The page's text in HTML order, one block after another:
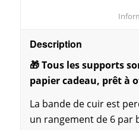
Description
🎁 Tous les supports
papier cadeau, prêt à
La bande de cuir est
un rangement de 6 par